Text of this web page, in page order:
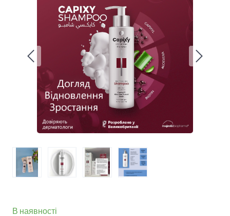
В наявності